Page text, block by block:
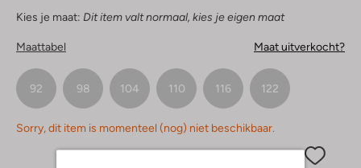
Kies je maat: Dit item valt normaal, kies je eigen maat
Maattabel Maat uitverkocht?
92 98 104 110 116 122
Sorry, dit item is momenteel (nog) niet beschikbaar.